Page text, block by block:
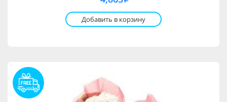
Добавить в корзину